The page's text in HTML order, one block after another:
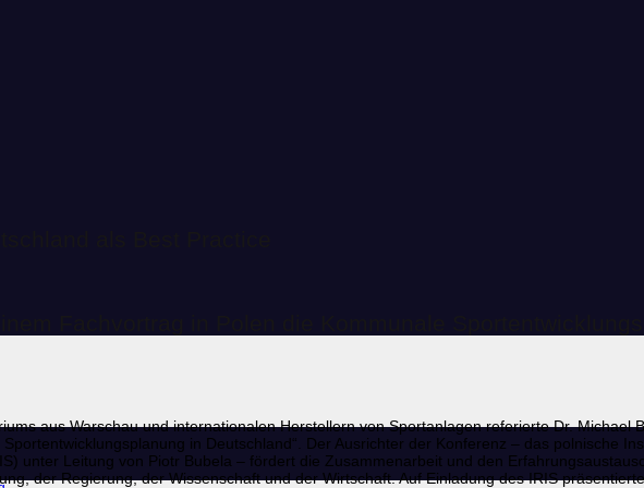
als Best Practice
Fachvortrag in Polen die Kommunale
aus Warschau und internationalen Herstellern von Sportanlagen referierte Dr. Michael
in Deutschland“. Der Ausrichter der Konferenz – das polnische
unter Leitung von Piotr Bubela – fördert die Zusammenarbeit und den
der Regierung, der Wissenschaft und der Wirtschaft. Auf Einladung des IRIS